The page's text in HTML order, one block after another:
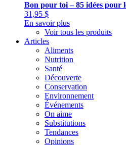
Bon pour toi – 85 idées pour
31,95 $
En savoir plus
Voir tous les produits
Articles
Aliments
Nutrition
Santé
Découverte
Conservation
Environnement
Événements
On aime
Substitutions
Tendances
Opinions